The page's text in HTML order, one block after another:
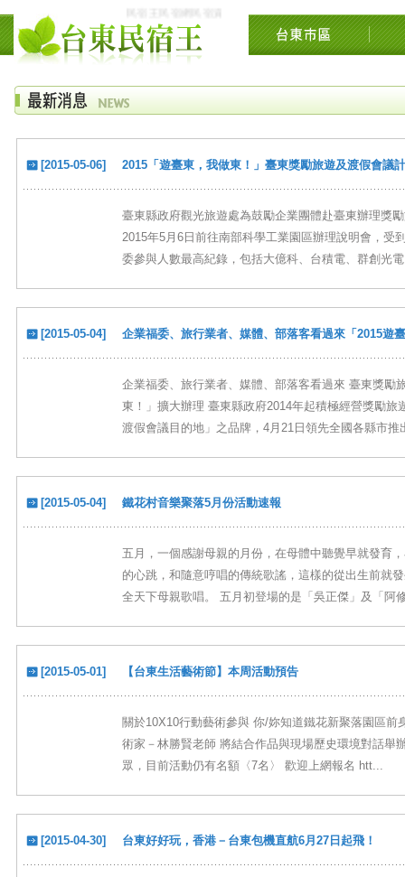
民宿王民宿網民宿資訊網台東花東花蓮綠島民宿住宿旅
[2015-05-06] 2015「遊臺東，我做東！」臺東獎勵旅遊及渡假會議
臺東縣政府觀光旅遊處為鼓勵企業團體赴臺東辦理獎
2015年5月6日前往南部科學工業園區辦理說明會，受
委參與人數最高紀錄，包括大億科、台積電、群創光
[2015-05-04] 企業福委、旅行業者、媒體、部落客看過來「2015遊
企業福委、旅行業者、媒體、部落客看過來 臺東獎勵
東！」擴大辦理 臺東縣政府2014年起積極經營獎勵
渡假會議目的地」之品牌，4月21日領先全國各縣市推
[2015-05-04] 鐵花村音樂聚落5月份活動速報
五月，一個感謝母親的月份，在母體中聽覺早就發育
的心跳，和隨意哼唱的傳統歌謠，這樣的從出生前就
全天下母親歌唱。 五月初登場的是「吳正傑」及「阿
[2015-05-01] 【台東生活藝術節】本周活動預告
關於10X10行動藝術參與 你/妳知道鐵花新聚落園區
術家－林勝賢老師 將結合作品與現場歷史環境對話舉
眾，目前活動仍有名額〈7名〉 歡迎上網報名 htt...
[2015-04-30] 台東好好玩，香港－台東包機直航6月27日​起飛！